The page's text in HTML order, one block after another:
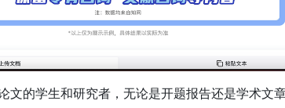
文的学生和研究者，无论是开题报告还是学术文